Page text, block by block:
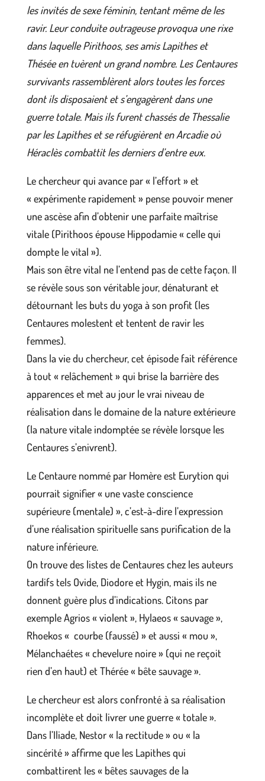
les invités de sexe féminin, tentant même de les
ravir. Leur conduite outrageuse provoqua une rixe
dans laquelle Pirithoos, ses amis Lapithes et
Thésée en tuèrent un grand nombre. Les Centaures
survivants rassemblèrent alors toutes les forces
dont ils disposaient et s’engagèrent dans une
guerre totale. Mais ils furent chassés de Thessalie
par les Lapithes et se réfugièrent en Arcadie où
Héraclès combattit les derniers d’entre eux.
Le chercheur qui avance par « l’effort » et
« expérimente rapidement » pense pouvoir mener
une ascèse afin d’obtenir une parfaite maîtrise
vitale (Pirithoos épouse Hippodamie « celle qui
dompte le vital »).
Mais son être vital ne l’entend pas de cette façon. Il
se révèle sous son véritable jour, dénaturant et
détournant les buts du yoga à son profit (les
Centaures molestent et tentent de ravir les
femmes).
Dans la vie du chercheur, cet épisode fait référence
à tout « relâchement » qui brise la barrière des
apparences et met au jour le vrai niveau de
réalisation dans le domaine de la nature extérieure
(la nature vitale indomptée se révèle lorsque les
Centaures s’enivrent).
Le Centaure nommé par Homère est Eurytion qui
pourrait signifier « une vaste conscience
supérieure (mentale) », c’est-à-dire l’expression
d’une réalisation spirituelle sans purification de la
nature inférieure.
On trouve des listes de Centaures chez les auteurs
tardifs tels Ovide, Diodore et Hygin, mais ils ne
donnent guère plus d’indications. Citons par
exemple Agrios « violent », Hylaeos « sauvage »,
Rhoekos « courbe (faussé) » et aussi « mou »,
Mélanchaétes « chevelure noire » (qui ne reçoit
rien d’en haut) et Thérée « bête sauvage ».
Le chercheur est alors confronté à sa réalisation
incomplète et doit livrer une guerre « totale ».
Dans l’Iliade, Nestor « la rectitude » ou « la
sincérité » affirme que les Lapithes qui
combattirent les « bêtes sauvages de la